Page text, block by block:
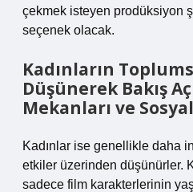
çekmek isteyen prodüksiyon
seçenek olacak.
Kadınların
Düşünerek Bakış
Mekanları ve
Kadınlar ise genellikle daha
etkiler üzerinden düşünürler.
sadece film karakterlerinin